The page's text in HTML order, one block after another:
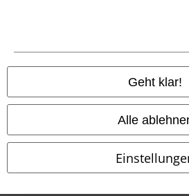
Geht klar!
Alle
Alle Preise inkl. gesetzlicher
© 1986-2026 E.M.P. Merchandising HGmbH
EMP Online Shops